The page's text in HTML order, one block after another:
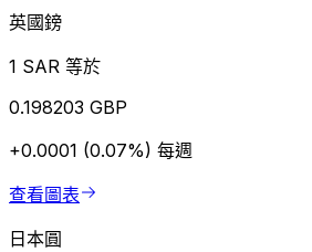
英國鎊
1 SAR 等於
0.198203 GBP
+0.0001 (0.07%) 每週
查看圖表
日本圓